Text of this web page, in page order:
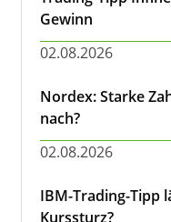
Gewinn
02.08.2026
Nordex: Starke
nach?
02.08.2026
IBM-Trading-Tipp
Kurssturz?